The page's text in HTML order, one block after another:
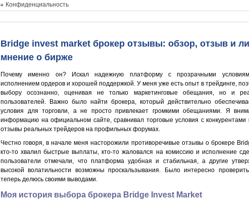
Конфиденциальность
Bridge invest market брокер отзывы: обзор, отзыв и
мнение о бирже
Почему именно он? Искал надежную платформу с прозрачными
исполнением ордеров и хорошей поддержкой. У меня уже есть опыт в трейдинге,
выбору осознанно, оценивая не только маркетинговые обещания, но и
пользователей. Важно было найти брокера, который действительно
условия для торговли, а не просто привлекает громкими обещаниями. Я
информацию на официальном сайте, сравнивал торговые условия с конкурентами
отзывы реальных трейдеров на профильных форумах.
Честно говоря, в начале меня насторожили противоречивые отзывы о брокере
кто-то хвалил быстрые выплаты, кто-то жаловался на комиссию и исполнение
пользователи отмечали, что платформа удобная и стабильная, а другие
высокой волатильности возможны проскальзывания. Было интересно
теперь делюсь своими выводами.
Моя история выбора брокера Bridge Invest Market